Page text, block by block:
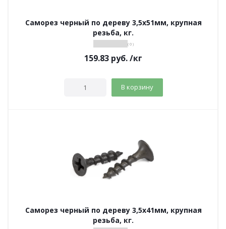
Саморез черный по дереву 3,5х51мм, крупная
резьба, кг.
( 0 )
159.83 руб./кг
В корзину
Саморез черный по дереву 3,5х41мм, крупная
резьба, кг.